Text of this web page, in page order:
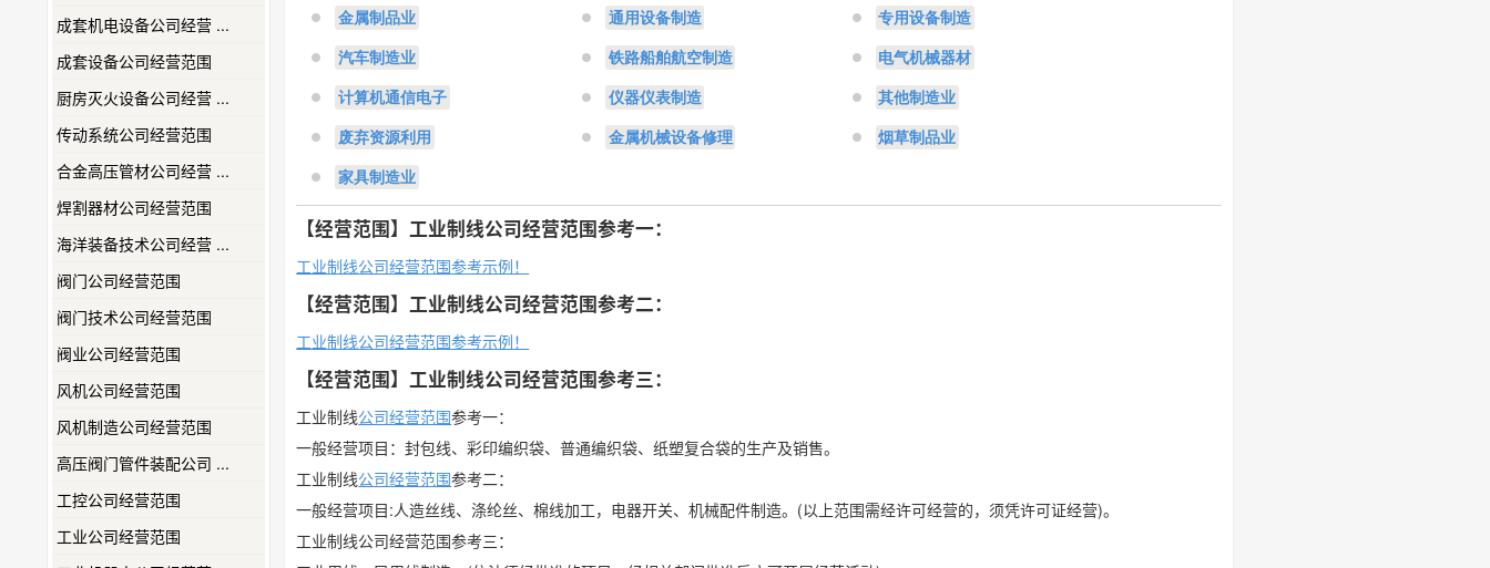
成套机电设备公司经营 ...
成套设备公司经营范围
厨房灭火设备公司经营 ...
传动系统公司经营范围
合金高压管材公司经营 ...
焊割器材公司经营范围
海洋装备技术公司经营 ...
阀门公司经营范围
阀门技术公司经营范围
阀业公司经营范围
风机公司经营范围
风机制造公司经营范围
高压阀门管件装配公司 ...
工控公司经营范围
工业公司经营范围
金属制品业 通用设备制造 专用设备制造
汽车制造业 铁路船舶航空制造 电气机械器材
计算机通信电子 仪器仪表制造 其他制造业
废弃资源利用 金属机械设备修理 烟草制品业
家具制造业
【经营范围】工业制线公司经营范围参考一：
工业制线公司经营范围参考示例！
【经营范围】工业制线公司经营范围参考二：
工业制线公司经营范围参考示例！
【经营范围】工业制线公司经营范围参考三：
工业制线公司经营范围参考一：
一般经营项目：封包线、彩印编织袋、普通编织袋、纸塑复合袋的生产及销售。
工业制线公司经营范围参考二：
一般经营项目:人造丝线、涤纶丝、棉线加工，电器开关、机械配件制造。(以上范围需经许可经营的，须凭许可证经营)。
工业制线公司经营范围参考三：